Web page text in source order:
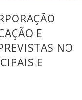
E
NO
E